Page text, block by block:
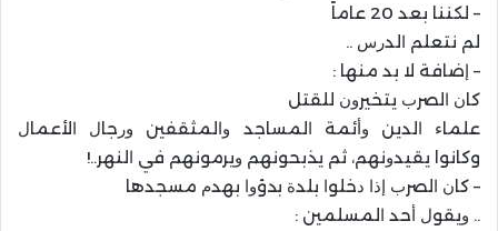
– ﻟﻜﻨﻨﺎ ﺑﻌﺪ 20 ﻋﺎﻣﺎً
ﻟﻢ ﻧﺘﻌﻠﻢ ﺍﻟﺪﺭﺱ ..
– ﺇﺿﺎﻓﺔ ﻻ ﺑﺪ ﻣﻨﻬﺎ :
ﻛﺎﻥ ﺍﻟﺼﺮﺏ ﻳﺘﺨﻴﺮﻭﻥ ﻟﻠﻘﺘﻞ
ﻋﻠﻤﺎﺀ ﺍﻟﺪﻳﻦ ﻭﺃﺋﻤﺔ ﺍﻟﻤﺴﺎﺟﺪ ﻭﺍﻟﻤﺜﻘﻔﻴﻦ ﻭﺭﺟﺎﻝ ﺍﻷﻋﻤﺎﻝ
وكانوا ﻳﻘﻴﺪﻭﻧﻬﻢ، ﺛﻢ ﻳﺬﺑﺤﻮﻧﻬﻢ ﻭﻳﺮﻣﻮﻧﻬﻢ ﻓﻲ ﺍﻟﻨﻬﺮ..!
– ﻛﺎﻥ ﺍﻟﺼﺮﺏ ﺇﺫﺍ ﺩﺧﻠﻮﺍ ﺑﻠﺪﺓ ﺑدؤﻭﺍ ﺑﻬﺪﻡ ﻣﺴﺠﺪﻫﺎ
.. ﻭﻳﻘﻮﻝ ﺃﺣﺪ ﺍﻟﻤﺴﻠﻤﻴﻦ :